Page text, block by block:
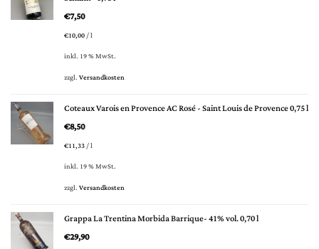
€7,50
€10,00/l
inkl. 19 % MwSt.
zzgl.Versandkosten
Coteaux Varois en Provence AC Rosé - Saint Louis de Provence 0,75 l
€8,50
€11,33/l
inkl. 19 % MwSt.
zzgl.Versandkosten
Grappa La Trentina Morbida Barrique- 41% vol. 0,70 l
€29,90